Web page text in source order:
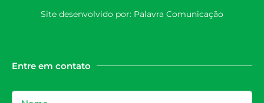
Site desenvolvido por: Palavra Comunicação
Entre em contato